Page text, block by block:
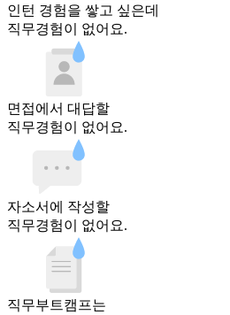
인턴 경험을 쌓고 싶은데
직무경험이 없어요.
면접에서 대답할
직무경험이 없어요.
자소서 에 작성할
직무경험이 없어요.
직무부트캠프는